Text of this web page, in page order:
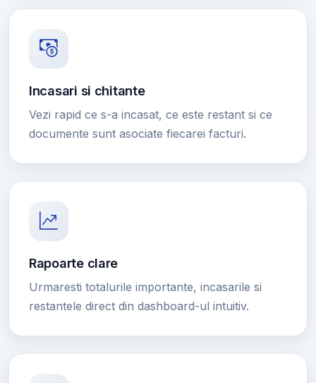
Incasari si chitante
Vezi rapid ce s-a incasat, ce este restant si ce
documente sunt asociate fiecarei facturi.
Rapoarte clare
Urmaresti totalurile importante, incasarile si
restantele direct din dashboard-ul intuitiv.